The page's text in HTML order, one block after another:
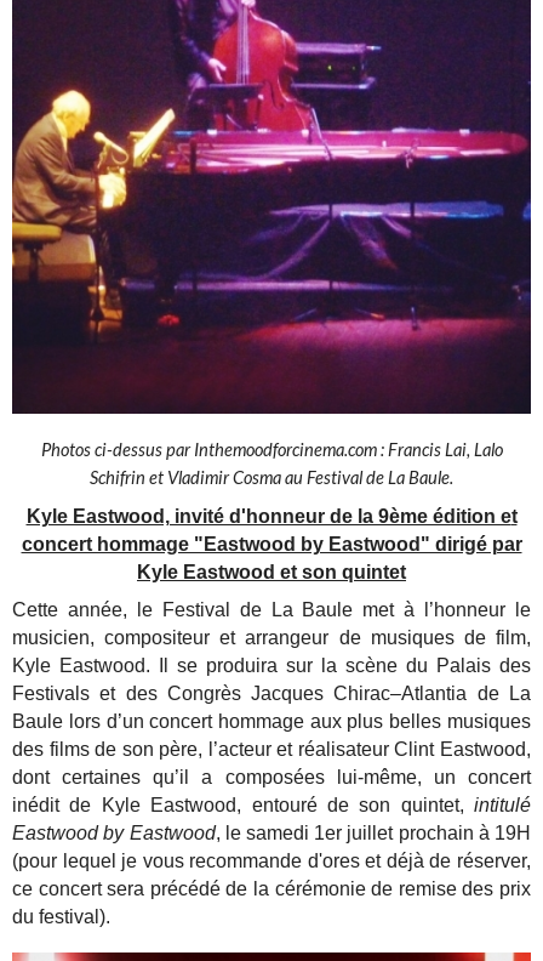
Photos ci-dessus par Inthemoodforcinema.com : Francis Lai, Lalo
Schifrin et Vladimir Cosma au Festival de La Baule.
Kyle Eastwood, invité d'honneur de la 9ème édition et
concert hommage "Eastwood by Eastwood" dirigé par
Kyle Eastwood et son quintet
Cette année, le Festival de La Baule met à l’honneur le
musicien, compositeuret arrangeur de musiques de film,
Kyle Eastwood. Il se produira sur la scène du Palais des
Festivalset des Congrès JacquesChirac–Atlantia de La
Baule lors d’un concert hommage aux plus belles musiques
des films de son père, l’acteur et réalisateur Clint Eastwood,
dont certaines qu’il a composées lui-même, un concert
inédit de Kyle Eastwood, entouré de son quintet, intitulé
Eastwoodby Eastwood, le samedi 1er juillet prochain à 19H
(pour lequel je vous recommande d'ores et déjà de réserver,
ce concert sera précédé de la cérémonie de remise des prix
du festival).